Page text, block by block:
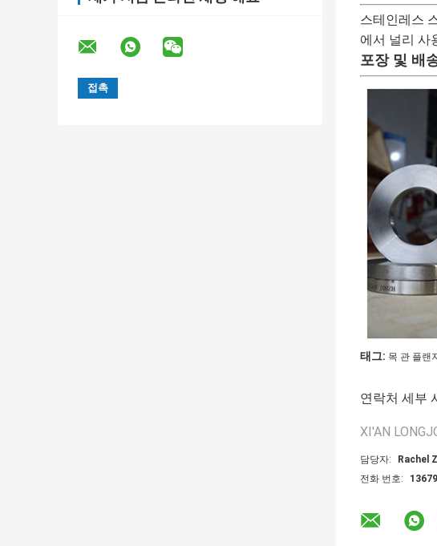
스테인레스
에서 널리 사
포장 및 배
태그: 목 관 플랜지
연락처 세부
XI'AN
담당자:
Rachel
전화 번호: